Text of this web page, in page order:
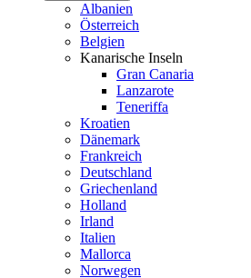
Albanien
Österreich
Belgien
Kanarische Inseln
Gran Canaria
Lanzarote
Teneriffa
Kroatien
Dänemark
Frankreich
Deutschland
Griechenland
Holland
Irland
Italien
Mallorca
Norwegen